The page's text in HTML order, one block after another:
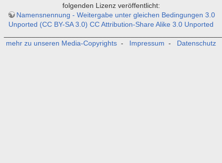
folgenden Lizenz veröffentlicht:
Namensnennung - Weitergabe unter gleichen Bedingungen 3.0
Unported (CC BY-SA 3.0) CC Attribution-Share Alike 3.0 Unported
mehr zu unseren Media-Copyrights - Impressum - Datenschutz